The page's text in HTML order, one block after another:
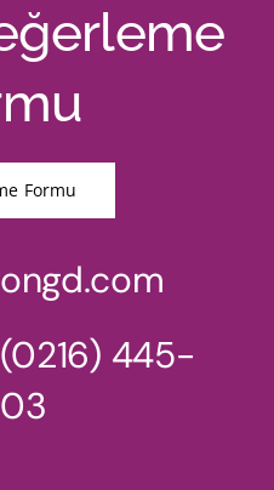
Formu
(0216) 445-